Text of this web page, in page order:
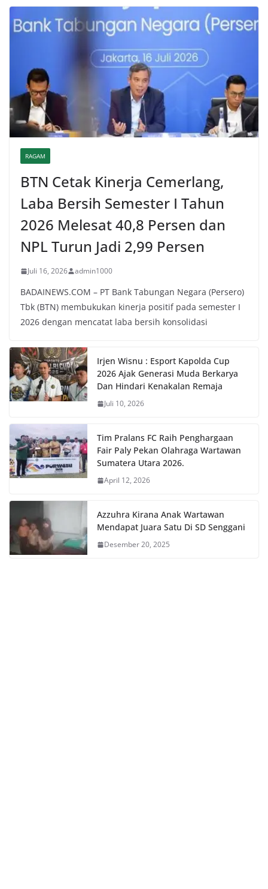
RAGAM
BTN Cetak Kinerja Cemerlang,
Laba Bersih Semester I Tahun
2026 Melesat 40,8 Persen dan
NPL Turun Jadi 2,99 Persen
Juli 16, 2026 admin1000
BADAINEWS.COM – PT Bank Tabungan Negara (Persero)
Tbk (BTN) membukukan kinerja positif pada semester I
2026 dengan mencatat laba bersih konsolidasi
Irjen Wisnu : Esport Kapolda Cup
2026 Ajak Generasi Muda Berkarya
Dan Hindari Kenakalan Remaja
Juli 10, 2026
Tim Pralans FC Raih Penghargaan
Fair Paly Pekan Olahraga Wartawan
Sumatera Utara 2026.
April 12, 2026
Azzuhra Kirana Anak Wartawan
Mendapat Juara Satu Di SD Senggani
Desember 20, 2025